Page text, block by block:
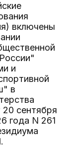
включены
и
в
сентября
года N 261